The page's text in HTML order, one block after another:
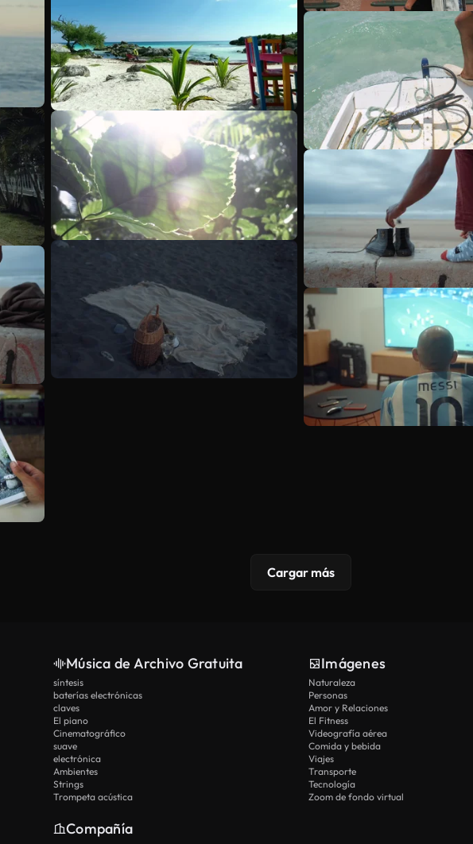
Cargar más
Música de Archivo Gratuita
síntesis
baterías electrónicas
claves
El piano
Cinematográfico
suave
electrónica
Ambientes
Strings
Trompeta acústica
Imágenes
Naturaleza
Personas
Amor y Relaciones
El Fitness
Videografía aérea
Comida y bebida
Viajes
Transporte
Tecnología
Zoom de fondo virtual
Compañía